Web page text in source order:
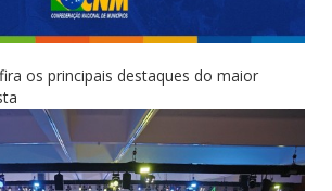
os principais destaques do maior